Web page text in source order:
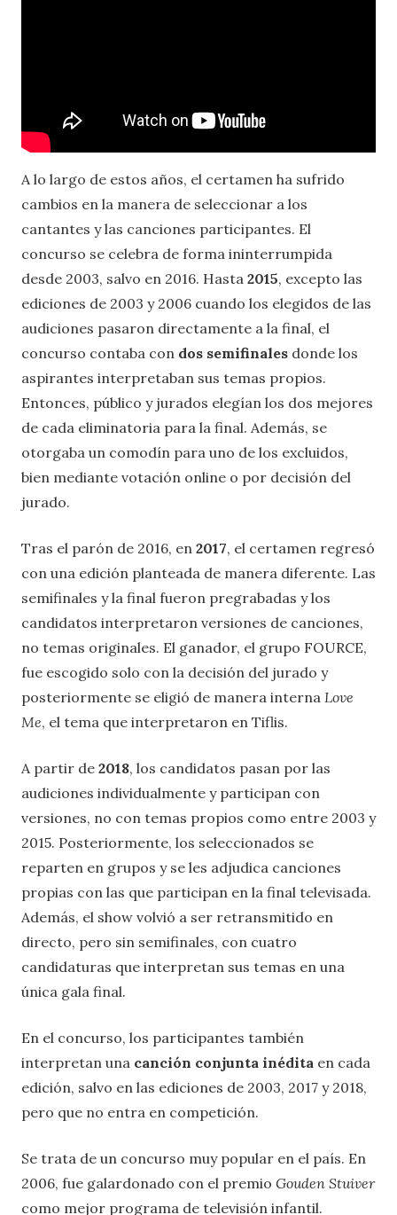
A lo largo de estos años, el certamen ha sufrido
cambios en la manera de seleccionar a los
cantantes y las canciones participantes. El
concurso se celebra de forma ininterrumpida
desde 2003, salvo en 2016. Hasta 2015, excepto las
ediciones de 2003 y 2006 cuando los elegidos de las
audiciones pasaron directamente a la final, el
concurso contaba con dos semifinales donde los
aspirantes interpretaban sus temas propios.
Entonces, público y jurados elegían los dos mejores
de cada eliminatoria para la final. Además, se
otorgaba un comodín para uno de los excluidos,
bien mediante votación online o por decisión del
jurado.
Tras el parón de 2016, en 2017, el certamen regresó
con una edición planteada de manera diferente. Las
semifinales y la final fueron pregrabadas y los
candidatos interpretaron versiones de canciones,
no temas originales. El ganador, el grupo FOURCE,
fue escogido solo con la decisión del jurado y
posteriormente se eligió de manera interna Love
Me, el tema que interpretaron en Tiflis.
A partir de 2018, los candidatos pasan por las
audiciones individualmente y participan con
versiones, no con temas propios como entre 2003 y
2015. Posteriormente, los seleccionados se
reparten en grupos y se les adjudica canciones
propias con las que participan en la final televisada.
Además, el show volvió a ser retransmitido en
directo, pero sin semifinales, con cuatro
candidaturas que interpretan sus temas en una
única gala final.
En el concurso, los participantes también
interpretan una canción conjunta inédita en cada
edición, salvo en las ediciones de 2003, 2017 y 2018,
pero que no entra en competición.
Se trata de un concurso muy popular en el país. En
2006, fue galardonado con el premio Gouden Stuiver
como mejor programa de televisión infantil.